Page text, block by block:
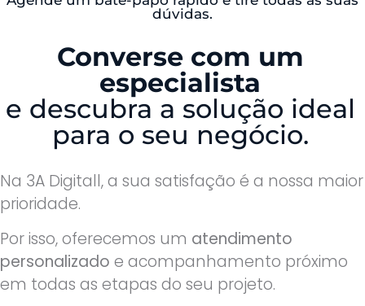
dúvidas.
Converse com um
especialista
e descubra a solução ideal
para o seu negócio.
Na 3A Digitall, a sua satisfação é a nossa maior
prioridade.
Por isso, oferecemos um atendimento
personalizado e acompanhamento próximo
em todas as etapas do seu projeto.